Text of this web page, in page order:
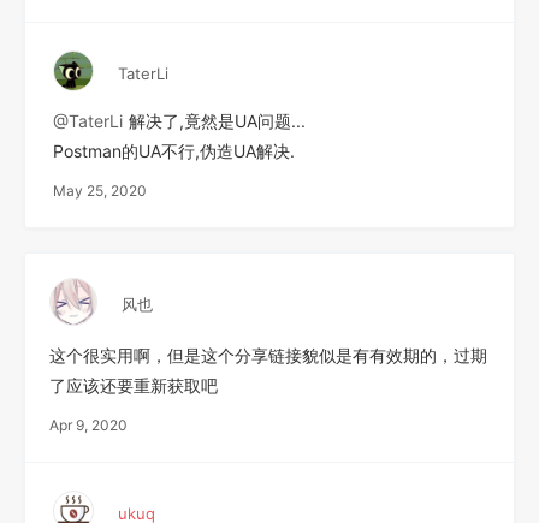
TaterLi
@TaterLi 解决了,竟然是UA问题...
Postman的UA不行,伪造UA解决.
May 25, 2020
风也
这个很实用啊，但是这个分享链接貌似是有有效期的，过期
了应该还要重新获取吧
Apr 9, 2020
ukuq